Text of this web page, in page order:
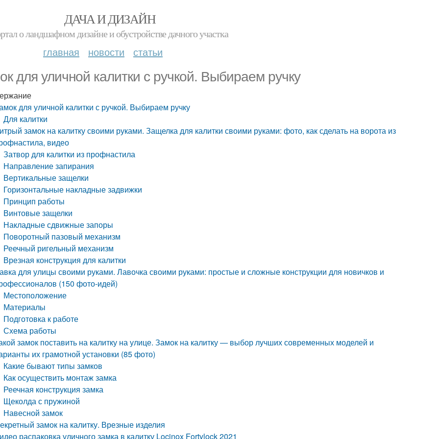
ДАЧА И ДИЗАЙН
о ландшафном дизайне и обустройстве дачного участка
главная новости статьи
для уличной калитки с ручкой. Выбираем ручку
для уличной калитки с ручкой. Выбираем ручку
Для калитки
замок на калитку своими руками. Защелка для калитки своими руками: фото, как сделать на ворота из
видео
Затвор для калитки из профнастила
Направление запирания
Вертикальные защелки
Горизонтальные накладные задвижки
Принцип работы
Винтовые защелки
Накладные сдвижные запоры
Поворотный пазовый механизм
Реечный ригельный механизм
Врезная конструкция для калитки
для улицы своими руками. Лавочка своими руками: простые и сложные конструкции для новичков и
(150 фото-идей)
Местоположение
Материалы
Подготовка к работе
Схема работы
замок поставить на калитку на улице. Замок на калитку — выбор лучших современных моделей и
их грамотной установки (85 фото)
Какие бывают типы замков
Как осуществить монтаж замка
Реечная конструкция замка
Щеколда с пружиной
Навесной замок
замок на калитку. Врезные изделия
распаковка уличного замка в калитку Locinox Fortylock 2021